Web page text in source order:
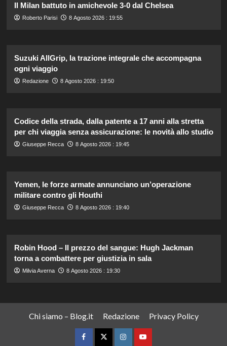
Il Milan battuto in amichevole 3-0 dal Chelsea
Roberto Parisi 8 Agosto 2026 : 19:55
Suzuki AllGrip, la trazione integrale che accompagna
ogni viaggio
Redazione 8 Agosto 2026 : 19:50
Codice della strada, dalla patente a 17 anni alla stretta
per chi viaggia senza assicurazione: le novità allo studio
Giuseppe Recca 8 Agosto 2026 : 19:45
Yemen, le forze armate annunciano un’operazione
militare contro gli Houthi
Giuseppe Recca 8 Agosto 2026 : 19:40
Robin Hood – Il prezzo del sangue: Hugh Jackman
torna a combattere per giustizia in sala
Milvia Averna 8 Agosto 2026 : 19:30
Chi siamo – Blog.it Redazione Privacy Policy